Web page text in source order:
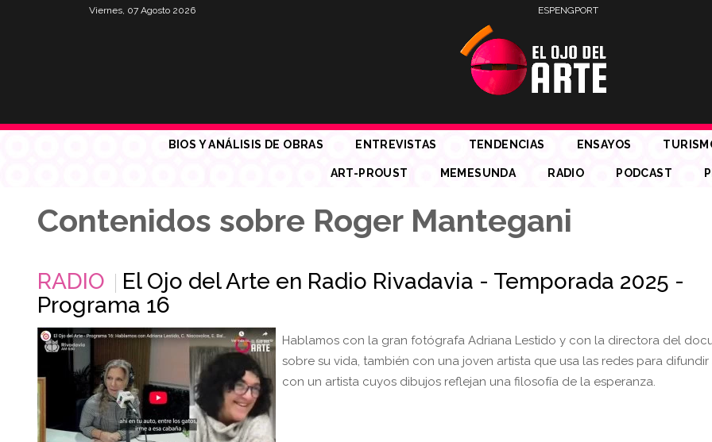
Viernes, 07 Agosto 2026 ESPENGPORT
BIOS Y ANÁLISIS DE OBRAS ENTREVISTAS TENDENCIAS ENSAYOS
ART-PROUST MEMESUNDA RADIO PODCAST
Contenidos sobre Roger Mantegani
RADIO
El Ojo del Arte en Radio Rivadavia - Temporada 2025 -
Programa 16
Hablamos con la gran fotógrafa Adriana Lestido y con la directora del
sobre su vida, también con una joven artista que usa las redes para
con un artista cuyos dibujos reflejan una filosofía de la esperanza.